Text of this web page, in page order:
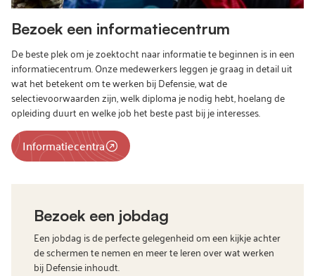
Bezoek een informatiecentrum
De beste plek om je zoektocht naar informatie te beginnen is in een
informatiecentrum. Onze medewerkers leggen je graag in detail uit
wat het betekent om te werken bij Defensie, wat de
selectievoorwaarden zijn, welk diploma je nodig hebt, hoelang de
opleiding duurt en welke job het beste past bij je interesses.
Informatiecentra
Bezoek een jobdag
Een jobdag is de perfecte gelegenheid om een kijkje achter
de schermen te nemen en meer te leren over wat werken
bij Defensie inhoudt.